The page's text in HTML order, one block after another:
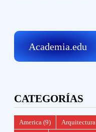
Academia.edu
CATEGORÍAS
America (9) Arquitectura